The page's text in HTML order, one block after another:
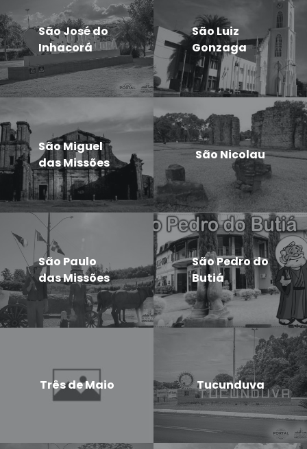
São José do
Inhacorá
São Luiz
Gonzaga
São Miguel
das Missões
São Nicolau
São Paulo
das Missões
São Pedro do
Butiá
Três de Maio Tucunduva